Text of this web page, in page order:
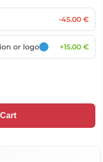
-45.00 €
or logo +15.00 €